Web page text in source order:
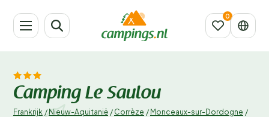
Camping Le Saulou
Frankrijk / Nieuw-Aquitanië / Corrèze / Monceaux-sur-Dordogne /